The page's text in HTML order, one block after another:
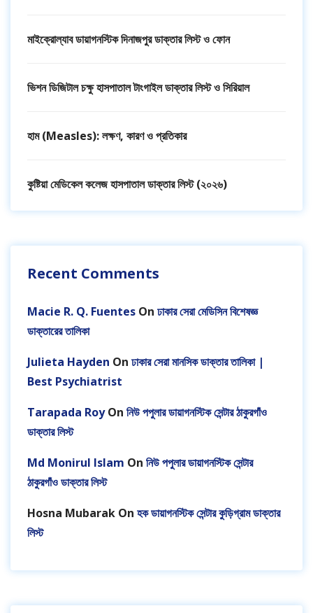
মাইক্রোল্যাব ডায়াগনস্টিক দিনাজপুর ডাক্তার লিস্ট ও ফোন
ভিশন ডিজিটাল চক্ষু হাসপাতাল টাংগাইল ডাক্তার লিস্ট ও সিরিয়াল
হাম (Measles): লক্ষণ, কারণ ও প্রতিকার
কুষ্টিয়া মেডিকেল কলেজ হাসপাতাল ডাক্তার লিস্ট (২০২৬)
Recent Comments
Macie R. Q. Fuentes On ঢাকার সেরা মেডিসিন বিশেষজ্ঞ
ডাক্তারের তালিকা
Julieta Hayden On ঢাকার সেরা মানসিক ডাক্তার তালিকা |
Best Psychiatrist
Tarapada RoyOn নিউ পপুলার ডায়াগনস্টিক সেন্টার ঠাকুরগাঁও
ডাক্তার লিস্ট
Md Monirul Islam On নিউ পপুলার ডায়াগনস্টিক সেন্টার
ঠাকুরগাঁও ডাক্তার লিস্ট
Hosna Mubarak On হক ডায়াগনস্টিক সেন্টার কুড়িগ্রাম ডাক্তার
লিস্ট